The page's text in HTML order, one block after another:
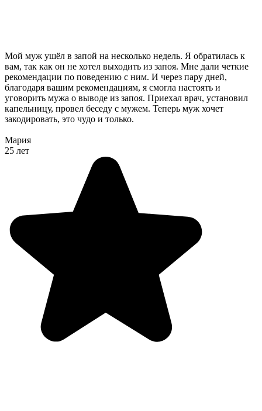
Мой муж ушёл в запой на несколько недель. Я обратилась к
вам, так как он не хотел выходить из запоя. Мне дали четкие
рекомендации по поведению с ним. И через пару дней,
благодаря вашим рекомендациям, я смогла настоять и
уговорить мужа о выводе из запоя. Приехал врач, установил
капельницу, провел беседу с мужем. Теперь муж хочет
закодировать, это чудо и только.
Мария
25 лет